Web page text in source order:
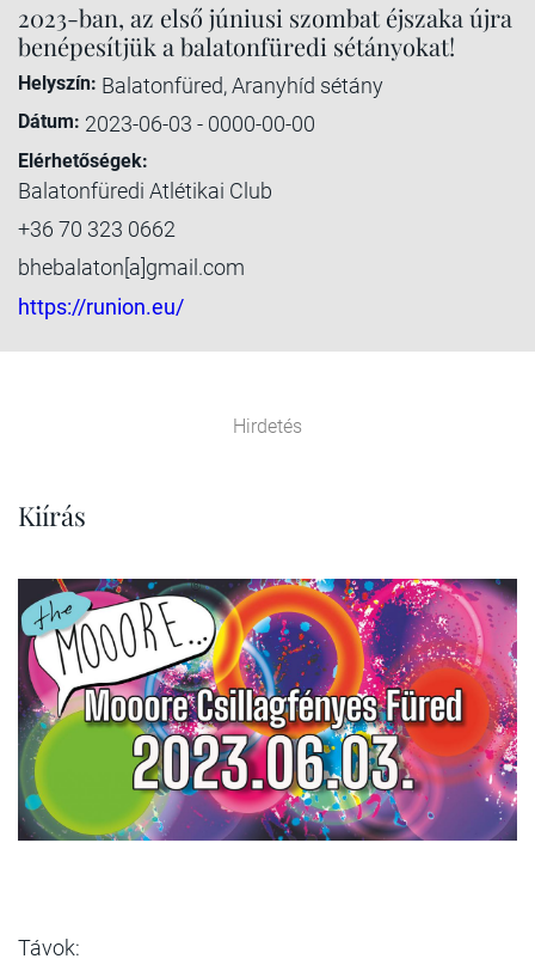
2023-ban, az első júniusi szombat éjszaka újra
benépesítjük a balatonfüredi sétányokat!
Helyszín: Balatonfüred, Aranyhíd sétány
Dátum: 2023-06-03 - 0000-00-00
Elérhetőségek:
Balatonfüredi Atlétikai Club
+36 70 323 0662
bhebalaton[a]gmail.com
https://runion.eu/
Hirdetés
Kiírás
Távok: